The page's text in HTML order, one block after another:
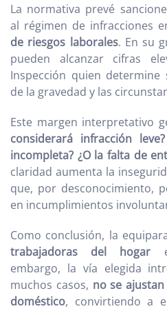
La normativa prevé
al régimen de infracciones
de riesgos laborales. En su
pueden alcanzar cifras
Inspección quien
de la gravedad y las
Este margen interpretativo
considerará infracción
incompleta? ¿O la falta de
claridad aumenta la
que, por desconocimiento,
en incumplimientos
Como conclusión, la
trabajadoras del hogar
embargo, la vía elegida
muchos casos, no se
doméstico, convirtiendo a